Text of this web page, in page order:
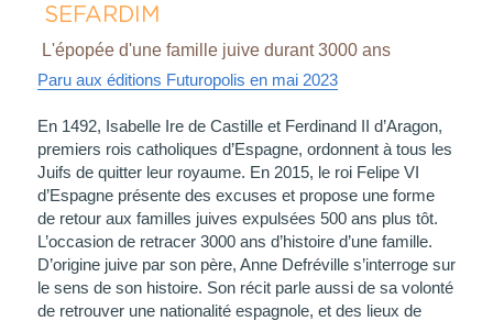
SEFARDIM
L'épopée d'une famille juive durant 3000 ans
Paru aux éditions Futuropolis en mai 2023
En 1492, Isabelle Ire de Castille et Ferdinand II d’Aragon,
premiers rois catholiques d’Espagne, ordonnent à tous les
Juifs de quitter leur royaume. En 2015, le roi Felipe VI
d’Espagne présente des excuses et propose une forme
de retour aux familles juives expulsées 500 ans plus tôt.
L’occasion de retracer 3000 ans d’histoire d’une famille.
D’origine juive par son père, Anne Defréville s’interroge sur
le sens de son histoire. Son récit parle aussi de sa volonté
de retrouver une nationalité espagnole, et des lieux de